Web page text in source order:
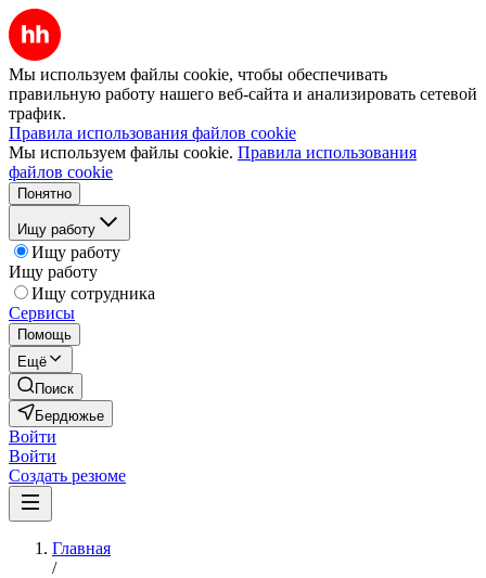
Мы используем файлы cookie, чтобы обеспечивать
правильную работу нашего веб-сайта и анализировать сетевой
трафик.
Правила использования файлов cookie
Мы используем файлы cookie. Правила использования
файлов cookie
Понятно
Ищу работу
Ищу работу
Ищу работу
Ищу сотрудника
Сервисы
Помощь
Ещё
Поиск
Бердюжье
Войти
Войти
Создать резюме
Главная
/